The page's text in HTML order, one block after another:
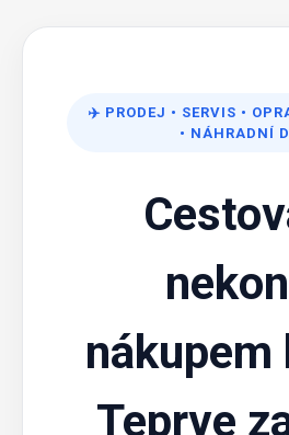
✈️ PRODEJ • SERVIS •
• NÁHRADNÍ
nákupem
Teprve